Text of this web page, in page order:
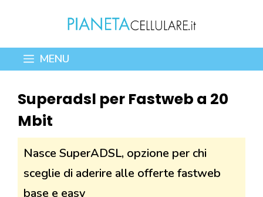
contenuto
MENU
Superadsl per Fastweb a 20
Mbit
Nasce SuperADSL, opzione per chi
sceglie di aderire alle offerte fastweb
base e easy